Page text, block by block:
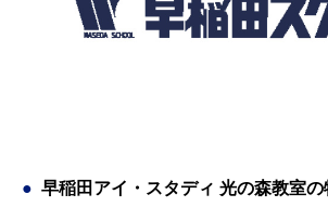
早稲田アイ・スタディ 光の森教室の